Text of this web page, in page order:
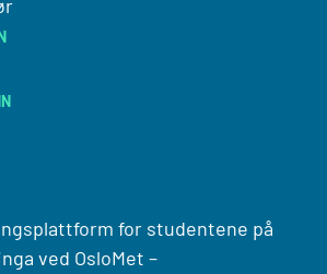
for studentene på
ved OsloMet –